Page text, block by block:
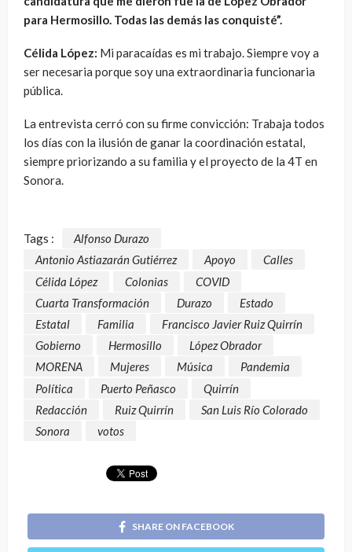
para Hermosillo. Todas las demás las conquisté”.
Célida López: Mi paracaídas es mi trabajo. Siempre voy a
ser necesaria porque soy una extraordinaria funcionaria
pública.
La entrevista cerró con su firme convicción: Trabaja todos
los días con la ilusión de ganar la coordinación estatal,
siempre priorizando a su familia y el proyecto de la 4T en
Sonora.
Tags :
Alfonso Durazo
Antonio Astiazarán Gutiérrez
Apoyo
Calles
Célida López
Colonias
COVID
Cuarta Transformación
Durazo
Estado
Estatal
Familia
Francisco Javier Ruiz Quirrín
Gobierno
Hermosillo
López Obrador
MORENA
Mujeres Música
Pandemia
Política
Puerto Peñasco
Quirrín
Redacción
Ruiz Quirrín
San Luis Río Colorado
Sonora
votos
SHARE ON FACEBOOK